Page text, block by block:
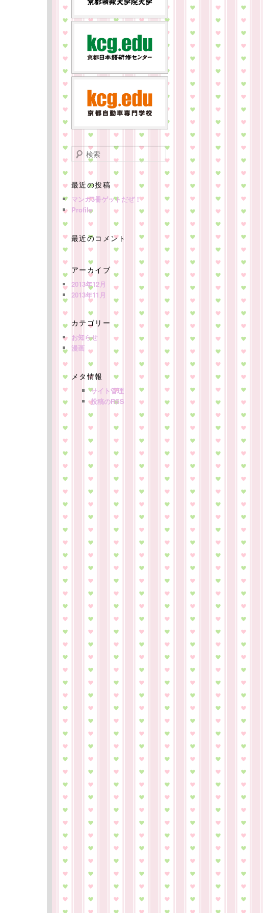
検
索
最近の投稿
マンガ3冊ゲットだぜ！
Profile
最近のコメント
アーカイブ
2013年12月
2013年11月
カテゴリー
お知らせ
漫画
メタ情報
サイト管理
投稿のRSS